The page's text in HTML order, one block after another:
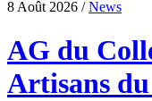
8 Août 2026 /News
AG du
Artisans